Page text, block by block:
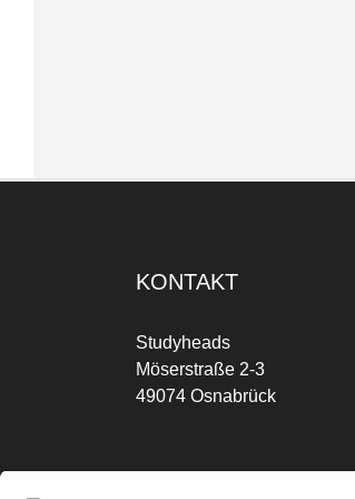
KONTAKT
Studyheads
Möserstraße 2-3
49074 Osnabrück